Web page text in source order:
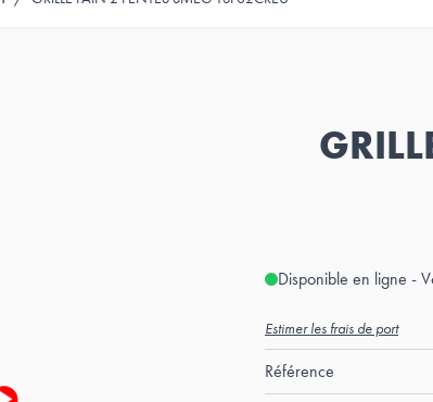
Disponible en ligne -
Estimer les frais de port
Référence